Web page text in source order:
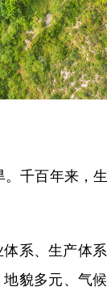
千百年来，
、生产体
貌多元、气